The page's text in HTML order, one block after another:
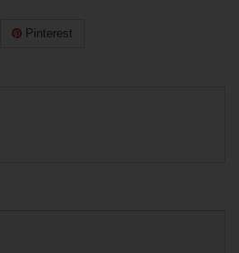
Pinterest